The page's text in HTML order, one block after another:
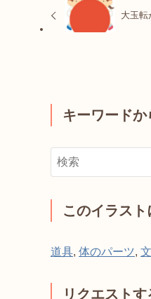
大玉転
キーワードか
このイラス
道具, 体のパーツ,
リクエストす